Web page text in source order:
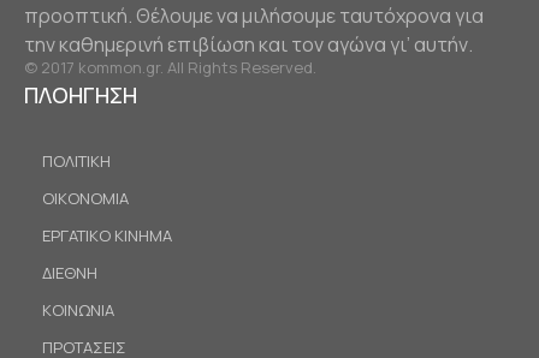
προοπτική. Θέλουμε να μιλήσουμε ταυτόχρονα για
την καθημερινή επιβίωση και τον αγώνα γι’ αυτήν.
© 2017 kommon.gr. All Rights Reserved.
ΠΛΟΗΓΗΣΗ
ΠΟΛΙΤΙΚΗ
ΟΙΚΟΝΟΜΙΑ
ΕΡΓΑΤΙΚΟ ΚΙΝΗΜΑ
ΔΙΕΘΝΗ
ΚΟΙΝΩΝΙΑ
ΠΡΟΤΑΣΕΙΣ